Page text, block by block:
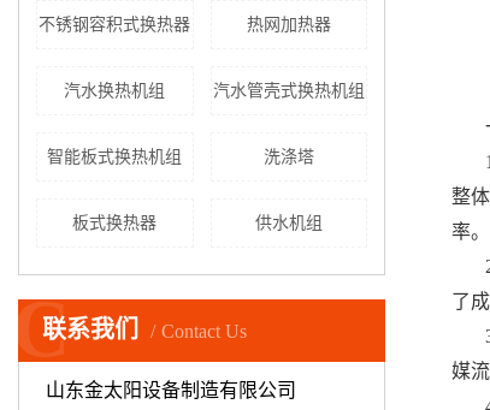
不锈钢容积式换热器 热网加热器
汽水换热机组 汽水管壳式换热机组
智能板式换热机组 洗涤塔
板式换热器 供水机组
联系我们 Contact Us
C
山东金太阳设备制造有限公司
整
率。
了
媒